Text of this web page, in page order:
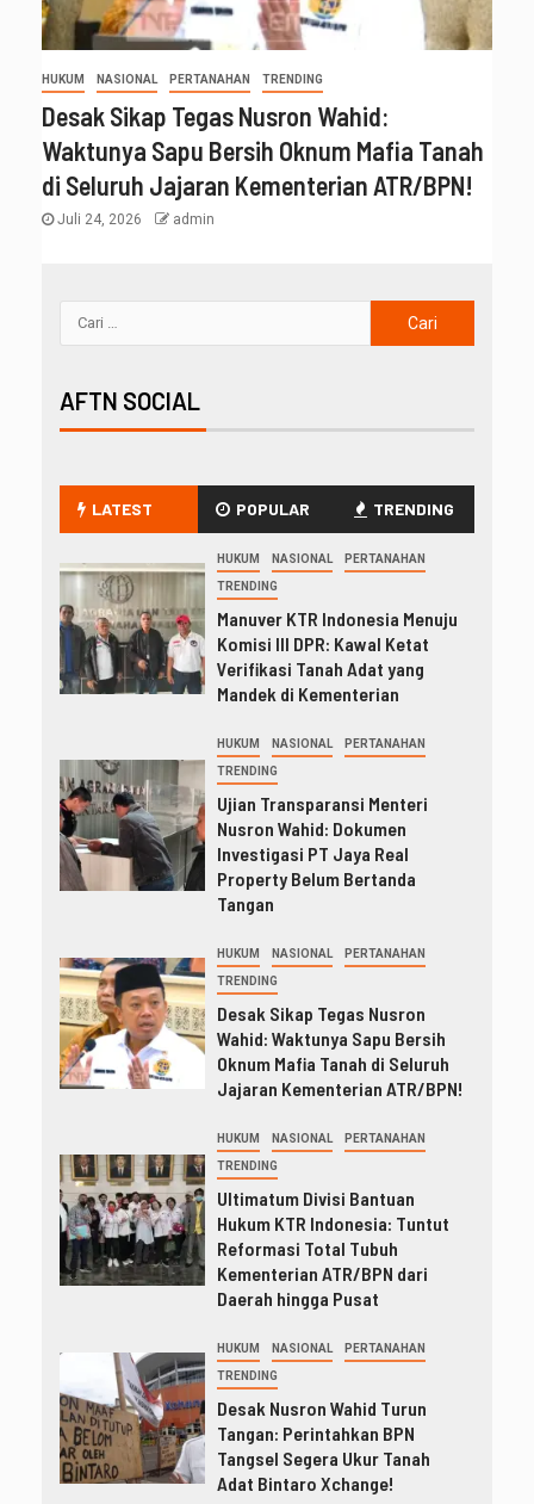
HUKUM NASIONAL PERTANAHAN TRENDING
Desak Sikap Tegas Nusron Wahid:
Waktunya Sapu Bersih Oknum Mafia Tanah
di Seluruh Jajaran Kementerian ATR/BPN!
Juli 24, 2026 admin
AFTN SOCIAL
LATEST POPULAR TRENDING
HUKUM NASIONAL PERTANAHAN
TRENDING
Manuver KTR Indonesia Menuju
Komisi III DPR: Kawal Ketat
Verifikasi Tanah Adat yang
Mandek di Kementerian
HUKUM NASIONAL PERTANAHAN
TRENDING
Ujian Transparansi Menteri
Nusron Wahid: Dokumen
Investigasi PT Jaya Real
Property Belum Bertanda
Tangan
HUKUM NASIONAL PERTANAHAN
TRENDING
Desak Sikap Tegas Nusron
Wahid: Waktunya Sapu Bersih
Oknum Mafia Tanah di Seluruh
Jajaran Kementerian ATR/BPN!
HUKUM NASIONAL PERTANAHAN
TRENDING
Ultimatum Divisi Bantuan
Hukum KTR Indonesia: Tuntut
Reformasi Total Tubuh
Kementerian ATR/BPN dari
Daerah hingga Pusat
HUKUM NASIONAL PERTANAHAN
TRENDING
Desak Nusron Wahid Turun
Tangan: Perintahkan BPN
Tangsel Segera Ukur Tanah
Adat Bintaro Xchange!